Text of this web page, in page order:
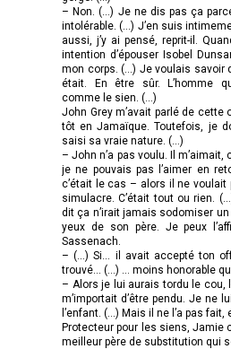
– Non. (…) Je ne dis pas ça
intolérable. (…) J’en suis
aussi, j’y ai pensé, reprit-il.
intention d’épouser Isobel
mon corps. (…) Je voulais savoir
était. En être sûr. L’homme
comme le sien. (…)
John Grey m’avait parlé de cette
tôt en Jamaïque. Toutefois, je
saisi sa vraie nature. (…)
– John n’a pas voulu. Il m’aimait,
je ne pouvais pas l’aimer en
c’était le cas – alors il ne voulait
simulacre. C’était tout ou rien.
dit ça n’irait jamais sodomiser
yeux de son père. Je peux
Sassenach.
– (…) Si… il avait accepté ton
trouvé… (…) … moins honorable
– Alors je lui aurais tordu le cou,
m’importait d’être pendu. Je ne
l’enfant. (…) Mais il ne l’a pas fait,
Protecteur pour les siens, Jamie
meilleur père de substitution qui